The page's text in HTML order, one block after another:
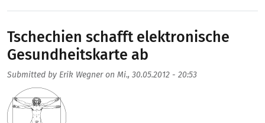
Tschechien schafft elektronische
Gesundheitskarte ab
Submitted by Erik Wegneron Mi., 30.05.2012 - 20:53
Aufmacherbild